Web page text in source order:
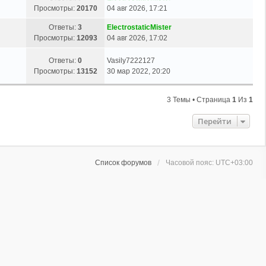
Просмотры: 20170
04 авг 2026, 17:21
Ответы: 3
Просмотры: 12093
ElectrostaticMister
04 авг 2026, 17:02
Ответы: 0
Просмотры: 13152
Vasily7222127
30 мар 2022, 20:20
3 Темы • Страница 1 Из 1
Перейти
Список форумов Часовой пояс: UTC+03:00